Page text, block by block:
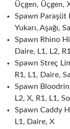
Üçgen, Üçgen,
Spawn Paraşüt
Yukarı, Aşağı,
Spawn Rhino
Daire, L1, L2,
Spawn Streç
R1, L1, Daire,
Spawn
L2, X, R1, L1,
Spawn Caddy
L1, Daire, X